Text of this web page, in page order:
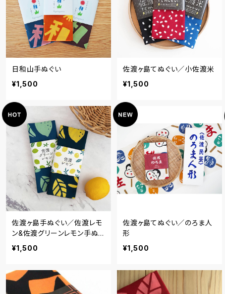
日和山手ぬぐい
¥1,500
佐渡ヶ島てぬぐい／小佐渡米
¥1,500
佐渡ヶ島手ぬぐい／佐渡レモ
ン&佐渡グリーンレモン手ぬぐ
い
¥1,500
佐渡ヶ島てぬぐい／のろま人
形
¥1,500